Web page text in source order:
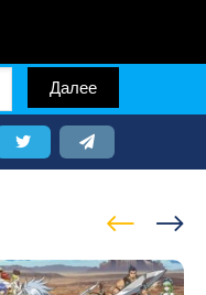
Далее